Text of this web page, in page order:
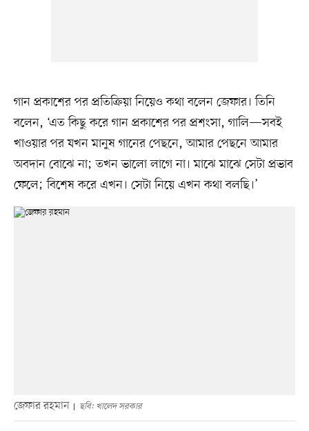
গান প্রকাশের পর প্রতিক্রিয়া নিয়েও কথা বলেন জেফার। তিনি
বলেন, ‘এত কিছু করে গান প্রকাশের পর প্রশংসা, গালি—সবই
খাওয়ার পর যখন মানুষ গানের পেছনে, আমার পেছনে আমার
অবদান বোঝে না; তখন ভালো লাগে না। মাঝে মাঝে সেটা প্রভাব
ফেলে; বিশেষ করে এখন। সেটা নিয়ে এখন কথা বলছি।’
জেফার রহমান ছবি: খালেদ সরকার